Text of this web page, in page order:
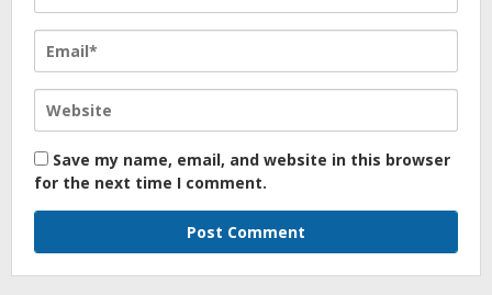
Save my name, email, and website in this browser
for the next time I comment.